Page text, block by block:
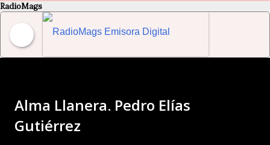
RadioMags
Alma Llanera. Pedro Elías
Gutiérrez